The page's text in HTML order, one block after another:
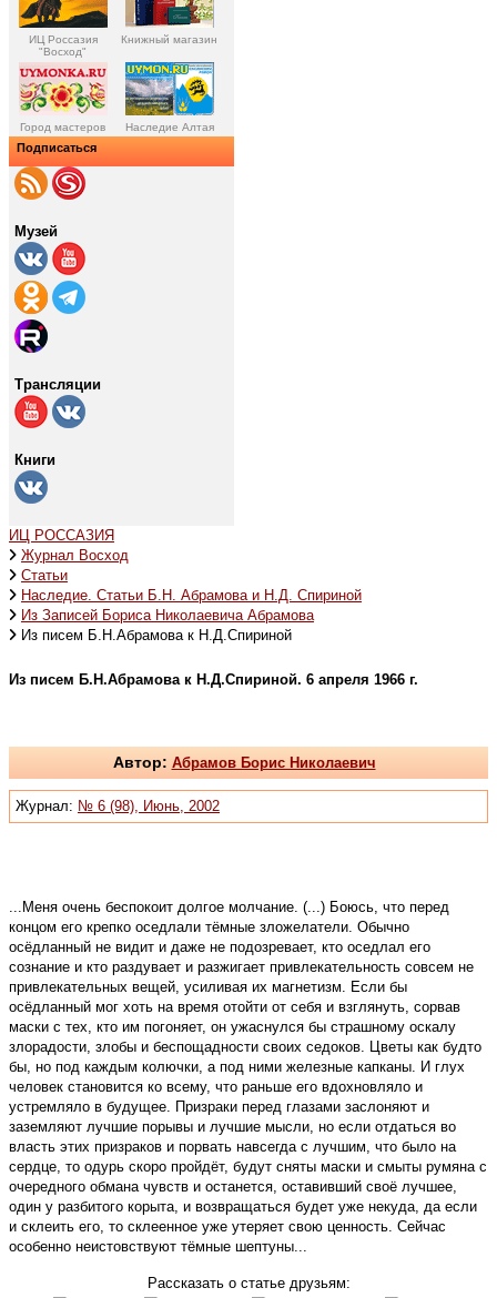
ИЦ Россазия
"Восход"
Книжный магазин
Город мастеров Наследие Алтая
Подписаться
Музей
Трансляции
Книги
ИЦ РОССАЗИЯ
Журнал Восход
Статьи
Наследие. Статьи Б.Н. Абрамова и Н.Д. Спириной
Из Записей Бориса Николаевича Абрамова
Из писем Б.Н.Абрамова к Н.Д.Спириной
Из писем Б.Н.Абрамова к Н.Д.Спириной. 6 апреля 1966 г.
Автор: Абрамов Борис Николаевич
Журнал: № 6 (98), Июнь, 2002
...Меня очень беспокоит долгое молчание. (...) Боюсь, что перед
концом его крепко оседлали тёмные зложелатели. Обычно
осёдланный не видит и даже не подозревает, кто оседлал его
сознание и кто раздувает и разжигает привлекательность совсем не
привлекательных вещей, усиливая их магнетизм. Если бы
осёдланный мог хоть на время отойти от себя и взглянуть, сорвав
маски с тех, кто им погоняет, он ужаснулся бы страшному оскалу
злорадости, злобы и беспощадности своих седоков. Цветы как будто
бы, но под каждым колючки, а под ними железные капканы. И глух
человек становится ко всему, что раньше его вдохновляло и
устремляло в будущее. Призраки перед глазами заслоняют и
заземляют лучшие порывы и лучшие мысли, но если отдаться во
власть этих призраков и порвать навсегда с лучшим, что было на
сердце, то одурь скоро пройдёт, будут сняты маски и смыты румяна с
очередного обмана чувств и останется, оставивший своё лучшее,
один у разбитого корыта, и возвращаться будет уже некуда, да если
и склеить его, то склеенное уже утеряет свою ценность. Сейчас
особенно неистовствуют тёмные шептуны...
Рассказать о статье друзьям: